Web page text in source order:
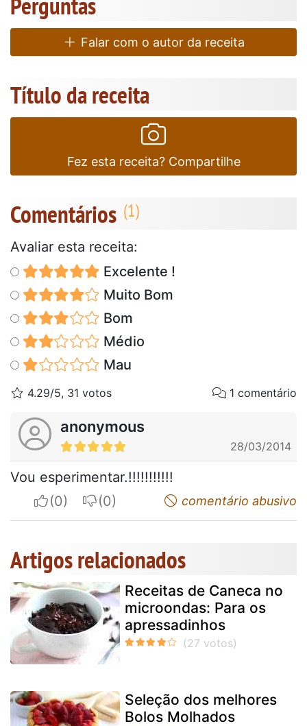
Falar com o autor da receita
Título da receita
Fez esta receita? Compartilhe
Comentários
Avaliar esta receita:
Excelente !
Muito Bom
Bom
Médio
Mau
4.29/5, 31 votos 1 comentário
anonymous
28/03/2014
Vou esperimentar.!!!!!!!!!!!
I apreciateI do not appreciatecomentário abusivo
Artigos relacionados
Receitas de Caneca no
microondas: Para os
apressadinhos
Seleção dos melhores
Bolos Molhados